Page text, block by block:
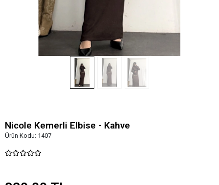
Nicole Kemerli Elbise - Kahve
Ürün Kodu: 1407